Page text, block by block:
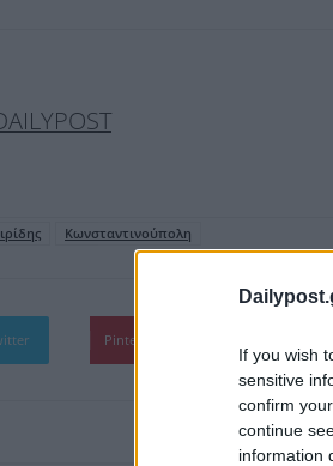
If you wish
sensitive
confirm
continue
information
Κωνσταντινούπολη
Pinterest